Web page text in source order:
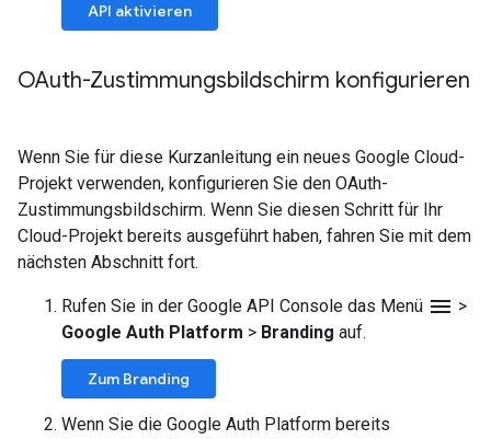
API aktivieren
OAuth-Zustimmungsbildschirm konfigurieren
Wenn Sie für diese Kurzanleitung ein neues Google Cloud-
Projekt verwenden, konfigurieren Sie den OAuth-
Zustimmungsbildschirm. Wenn Sie diesen Schritt für Ihr
Cloud-Projekt bereits ausgeführt haben, fahren Sie mit dem
nächsten Abschnitt fort.
Rufen Sie in der Google API Console das Menü menu >
Google Auth Platform > Branding auf.
Zum Branding
Wenn Sie die Google Auth Platform bereits